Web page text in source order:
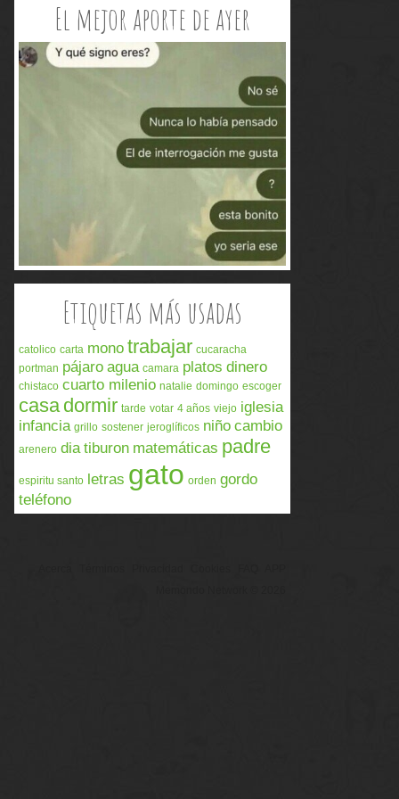
El mejor aporte de ayer
Etiquetas más usadas
catolico carta mono trabajar cucaracha
portman pájaro agua camara platos dinero
chistaco cuarto milenio natalie domingo escoger
casa dormir tarde votar 4 años viejo iglesia
infancia grillo sostener jeroglíficos niño cambio
arenero dia tiburon matemáticas padre
espiritu santo letras gato orden gordo
teléfono